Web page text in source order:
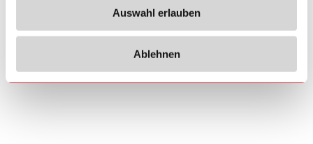
Auswahl erlauben
Ablehnen